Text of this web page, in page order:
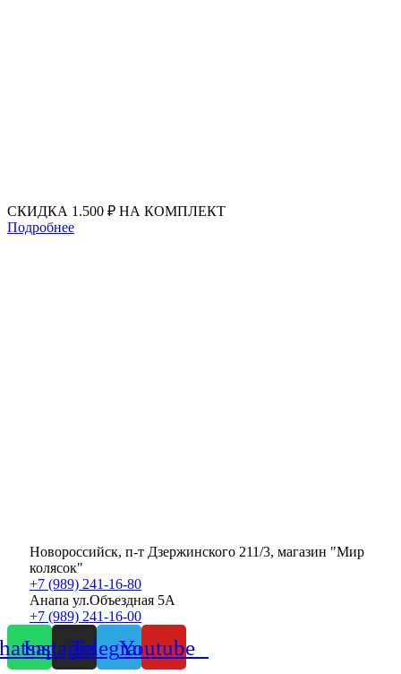
СКИДКА 1.500 ₽ НА КОМПЛЕКТ
Подробнее
Новороссийск, п-т Дзержинского 211/3, магазин "Мир
колясок"
+7 (989) 241-16-80
Анапа ул.Объездная 5А
+7 (989) 241-16-00
InstagramTelegramYoutube